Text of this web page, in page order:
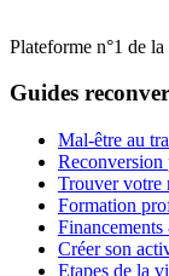
Plateforme n°1 de
Guides
Mal-être au
Reconversion
Trouver votre
Formation
Créer son
Etapes de la